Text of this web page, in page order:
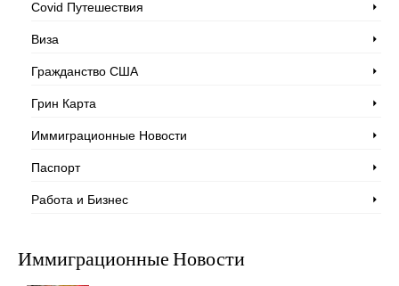
Covid Путешествия
Виза
Гражданство США
Грин Карта
Иммиграционные Новости
Паспорт
Работа и Бизнес
Иммиграционные Новости